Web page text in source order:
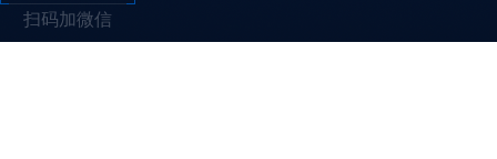
扫码加微信